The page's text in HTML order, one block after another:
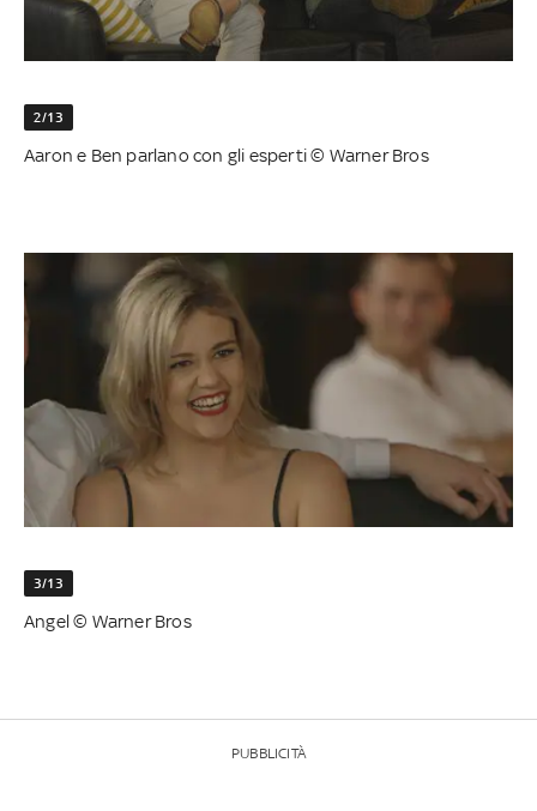
2/13
Aaron e Ben parlano con gli esperti © Warner Bros
3/13
Angel © Warner Bros
PUBBLICITÀ